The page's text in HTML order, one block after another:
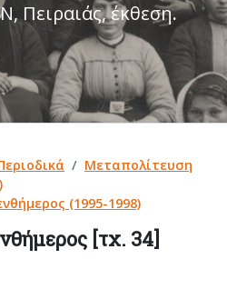
Πειραιάς, έκθεση.
Μεταπολίτευση
(1995-1998)
[τχ. 34]